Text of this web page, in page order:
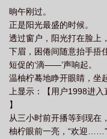
晌午刚过。
正是阳光最盛的时候。
透过窗户，阳光打在脸上
下眉，困倦间随意抬手捂
短促的‘滴——’声响起。
温柚柠蓦地睁开眼睛，坐
上显示：【用户1998进入
】
从三小时前开播等到现在
柚柠眼前一亮，“欢迎……”